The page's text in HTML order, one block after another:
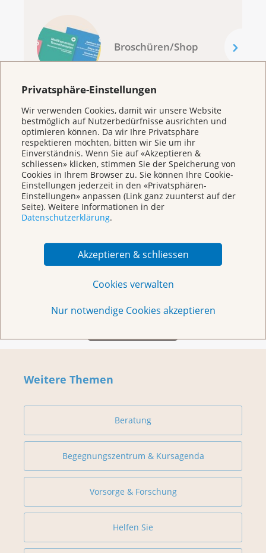
Privatsphäre-Einstellungen
Wir verwenden Cookies, damit wir unsere Website
bestmöglich auf Nutzerbedürfnisse ausrichten und
optimieren können. Da wir Ihre Privatsphäre
respektieren möchten, bitten wir Sie um ihr
Einverständnis. Wenn Sie auf «Akzeptieren &
schliessen» klicken, stimmen Sie der Speicherung von
Cookies in Ihrem Browser zu. Sie können Ihre Cookie-
Einstellungen jederzeit in den «Privatsphären-
Einstellungen» anpassen (Link ganz zuunterst auf der
Seite). Weitere Informationen in der
Datenschutzerklärung.
Akzeptieren & schliessen
Cookies verwalten
Nur notwendige Cookies akzeptieren
Broschüren/Shop
KrebsInfo
0800 11 88 11
Montag – Freitag: 10 – 18 Uhr
E-Mail
mailto:krebsinfo@krebsliga.ch
Chat
Montag – Freitag: 10 – 18 Uhr
Weitere Themen
Beratung
Begegnungszentrum & Kursagenda
Vorsorge & Forschung
Helfen Sie